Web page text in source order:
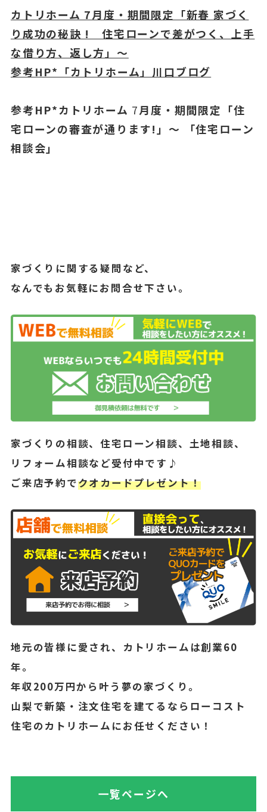
カトリホーム 7月度・期間限定「新春 家づく
り成功の秘訣 ! 住宅ローンで差がつく、上手
な借り方、返し方」～
参考HP*「カトリホーム」川口ブログ
参考HP*カトリホーム 7月度・期間限定「住
宅ローンの審査が通ります!」～ 「住宅ローン
相談会」
家づくりに関する疑問など、
なんでもお気軽にお問合せ下さい。
家づくりの相談、住宅ローン相談、土地相談、
リフォーム相談など受付中です♪
ご来店予約でクオカードプレゼント！
地元の皆様に愛され、カトリホームは創業60
年。
年収200万円から叶う夢の家づくり。
山梨で新築・注文住宅を建てるならローコスト
住宅のカトリホームにお任せください！
一覧ページへ